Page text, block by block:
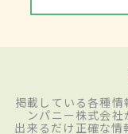
掲載している各種
ンパニー株式会社
出来るだけ正確な